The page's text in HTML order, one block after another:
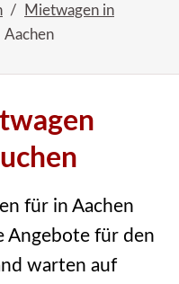
Mietwagen in
Aachen
für in Aachen
Angebote für den
warten auf